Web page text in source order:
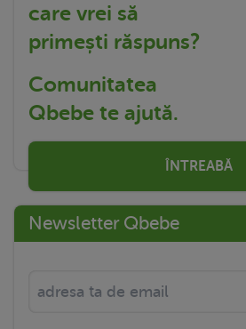
care vrei să
primești răspuns?
Comunitatea
Qbebe te ajută.
ÎNTREABĂ
Newsletter Qbebe